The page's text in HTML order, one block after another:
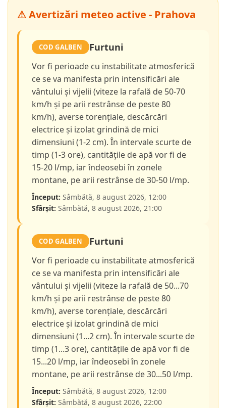
⚠ Avertizări meteo active - Prahova
COD GALBEN Furtuni
Vor fi perioade cu instabilitate atmosferică
ce se va manifesta prin intensificări ale
vântului și vijelii (viteze la rafală de 50-70
km/h și pe arii restrânse de peste 80
km/h), averse torențiale, descărcări
electrice și izolat grindină de mici
dimensiuni (1-2 cm). În intervale scurte de
timp (1-3 ore), cantitățile de apă vor fi de
15-20 l/mp, iar îndeosebi în zonele
montane, pe arii restrânse de 30-50 l/mp.
Început: Sâmbătă, 8 august 2026, 12:00
Sfârșit: Sâmbătă, 8 august 2026, 21:00
COD GALBEN Furtuni
Vor fi perioade cu instabilitate atmosferică
ce se va manifesta prin intensificări ale
vântului și vijelii (viteze la rafală de 50...70
km/h și pe arii restrânse de peste 80
km/h), averse torențiale, descărcări
electrice și izolat grindină de mici
dimensiuni (1...2 cm). În intervale scurte de
timp (1...3 ore), cantitățile de apă vor fi de
15...20 l/mp, iar îndeosebi în zonele
montane, pe arii restrânse de 30...50 l/mp.
Început: Sâmbătă, 8 august 2026, 12:00
Sfârșit: Sâmbătă, 8 august 2026, 22:00